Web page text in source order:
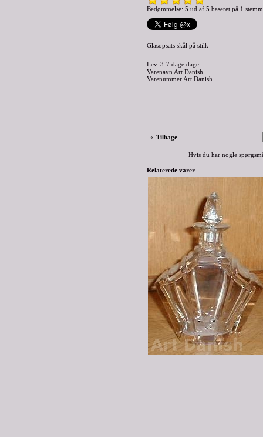
Bedømmelse: 5 ud af 5 baseret på 1
Glasopsats skål på stilk
Lev. 3-7 dage dage
Varenavn Art Danish
Varenummer Art Danish
«-Tilbage
Hvis du har nogle
Relaterede varer